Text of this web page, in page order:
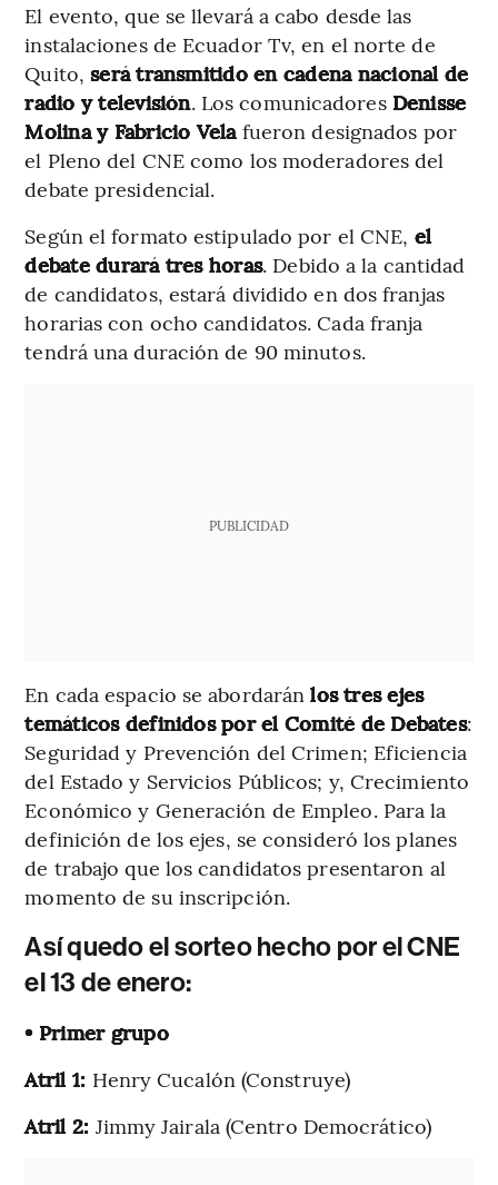
El evento, que se llevará a cabo desde las
instalaciones de Ecuador Tv, en el norte de
Quito,será transmitido en cadena nacional de
radio y televisión. Los comunicadores Denisse
Molina y Fabricio Velafueron designados por
el Pleno del CNE como los moderadores del
debate presidencial.
Según el formato estipulado por el CNE, el
debate durará tres horas. Debido a la cantidad
de candidatos, estará dividido en dos franjas
horarias con ocho candidatos. Cada franja
tendrá una duración de 90 minutos.
PUBLICIDAD
En cada espacio se abordaránlos tres ejes
temáticos definidos por el Comité de Debates:
Seguridad y Prevención del Crimen; Eficiencia
del Estado y Servicios Públicos; y, Crecimiento
Económico y Generación de Empleo. Para la
definición de los ejes, se consideró los planes
de trabajo que los candidatos presentaron al
momento de su inscripción.
Así quedo el sorteo hecho por el CNE
el 13 de enero:
• Primer grupo
Atril 1: Henry Cucalón (Construye)
Atril 2: Jimmy Jairala (Centro Democrático)